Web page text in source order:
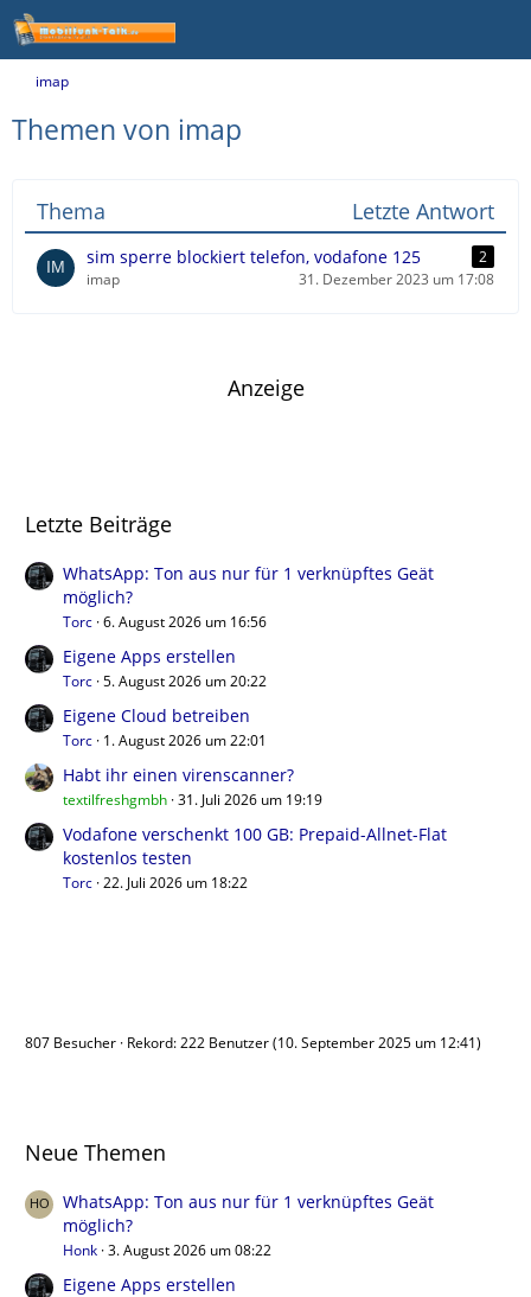
imap
Themen von imap
Thema Letzte Antwort
sim sperre blockiert telefon, vodafone 125
2
imap
31. Dezember 2023 um 17:08
Anzeige
Letzte Beiträge
WhatsApp: Ton aus nur für 1 verknüpftes Geät
möglich?
Torc 6. August 2026 um 16:56
Eigene Apps erstellen
Torc 5. August 2026 um 20:22
Eigene Cloud betreiben
Torc 1. August 2026 um 22:01
Habt ihr einen virenscanner?
textilfreshgmbh 31. Juli 2026 um 19:19
Vodafone verschenkt 100 GB: Prepaid-Allnet-Flat
kostenlos testen
Torc 22. Juli 2026 um 18:22
807 Besucher Rekord: 222 Benutzer (10. September 2025 um 12:41)
Neue Themen
WhatsApp: Ton aus nur für 1 verknüpftes Geät
möglich?
Honk 3. August 2026 um 08:22
Eigene Apps erstellen